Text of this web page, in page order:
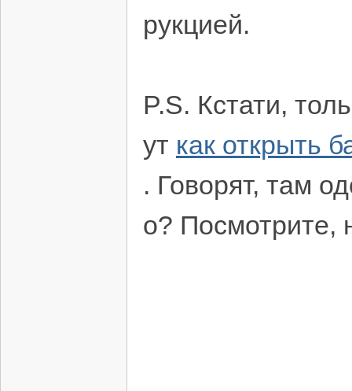
рукцией.
P.S. Кстати,
ут как открыть
. Говорят, там
о? Посмотрите,